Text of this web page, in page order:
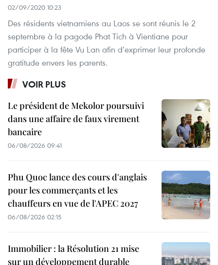
02/09/2020 10:23
Des résidents vietnamiens au Laos se sont réunis le 2
septembre à la pagode Phat Tich à Vientiane pour
participer à la fête Vu Lan afin d’exprimer leur profonde
gratitude envers les parents.
VOIR PLUS
Le président de Mekolor poursuivi
dans une affaire de faux virement
bancaire
06/08/2026 09:41
Phu Quoc lance des cours d'anglais
pour les commerçants et les
chauffeurs en vue de l'APEC 2027
06/08/2026 02:15
Immobilier : la Résolution 21 mise
sur un développement durable